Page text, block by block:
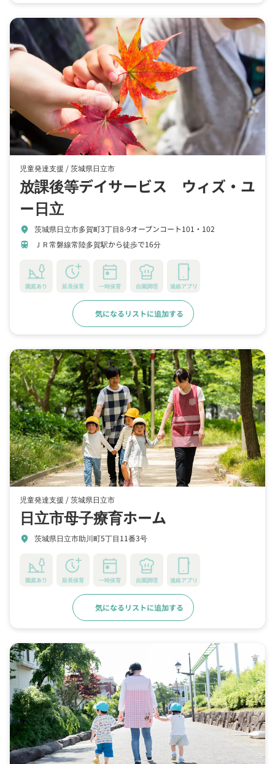
児童発達支援 /茨城県日立市
放課後等デイサービス ウィズ・ユ
ー日立
location_on 茨城県日立市多賀町3丁目8-9オープンコート101・102
train ＪＲ常磐線常陸多賀駅から徒歩で16分
園庭あり 延長保育 一時保育 自園調理 連絡アプリ
気になるリストに追加する
児童発達支援 /茨城県日立市
日立市母子療育ホーム
location_on 茨城県日立市助川町5丁目11番3号
園庭あり 延長保育 一時保育 自園調理 連絡アプリ
気になるリストに追加する